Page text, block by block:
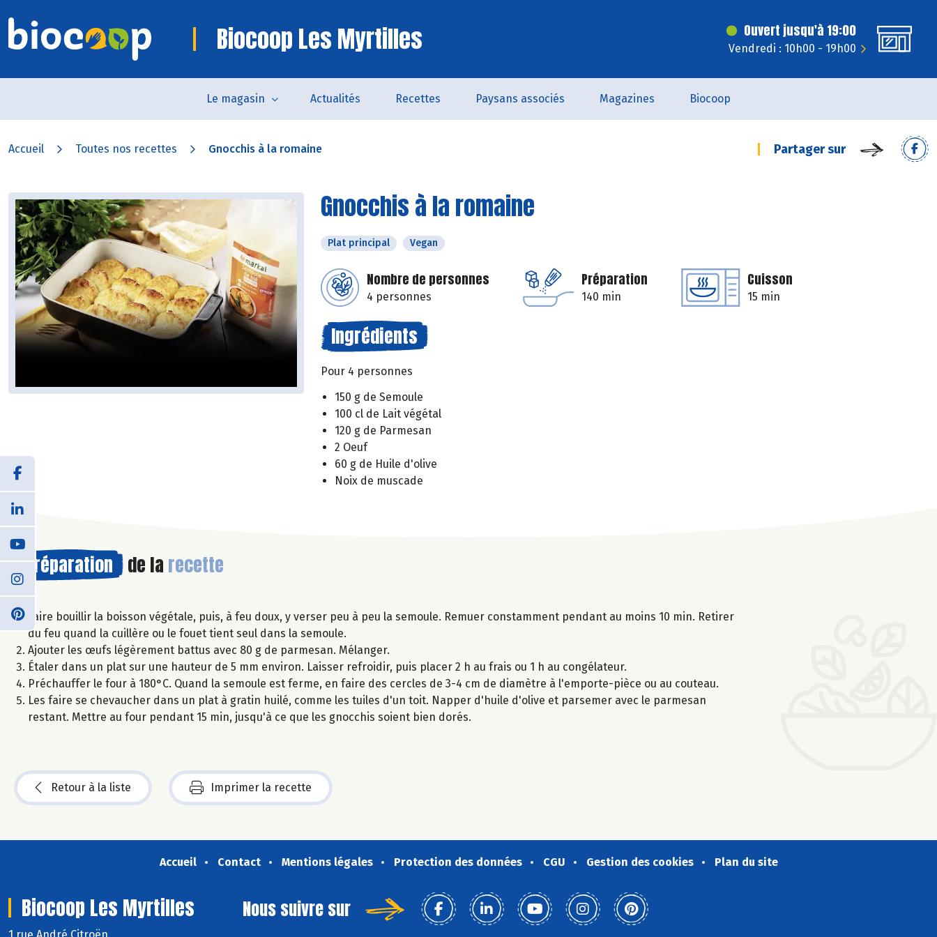
Biocoop Les Myrtilles Ouvert jusqu'à 19:00
Vendredi : 10h00 - 19h00
Le magasin Actualités Recettes Paysans associés Magazines Biocoop
Accueil Toutes nos recettes Gnocchis à la romaine Partager sur
Gnocchis à la romaine
Plat principal Vegan
Nombre de personnes
4 personnes
Préparation
140 min
Cuisson
15 min
Ingrédients
Pour 4 personnes
150 g de Semoule
100 cl de Lait végétal
120 g de Parmesan
2 Oeuf
60 g de Huile d'olive
Noix de muscade
Préparation de la recette
Faire bouillir la boisson végétale, puis, à feu doux, y verser peu à peu la semoule. Remuer constamment pendant au moins 10 min. Retirer
du feu quand la cuillère ou le fouet tient seul dans la semoule.
Ajouter les œufs légèrement battus avec 80 g de parmesan. Mélanger.
Étaler dans un plat sur une hauteur de 5 mm environ. Laisser refroidir, puis placer 2 h au frais ou 1 h au congélateur.
Préchauffer le four à 180°C. Quand la semoule est ferme, en faire des cercles de 3-4 cm de diamètre à l'emporte-pièce ou au couteau.
Les faire se chevaucher dans un plat à gratin huilé, comme les tuiles d'un toit. Napper d'huile d'olive et parsemer avec le parmesan
restant. Mettre au four pendant 15 min, jusqu'à ce que les gnocchis soient bien dorés.
Retour à la liste Imprimer la recette
Accueil Contact Mentions légales Protection des données CGU Gestion des cookies Plan du site
Biocoop Les Myrtilles
1 rue André Citroën
Nous suivre sur